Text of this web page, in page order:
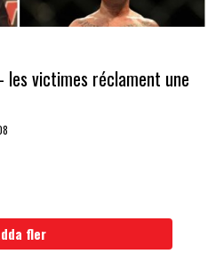
les victimes réclament une
fler